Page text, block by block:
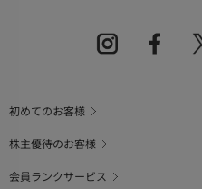
初めてのお客様
株主優待のお客様
会員ランクサービス